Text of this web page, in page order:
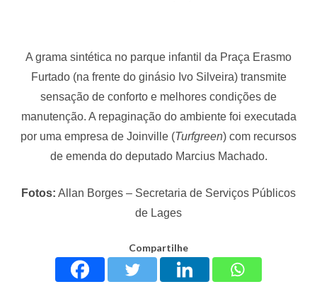
A grama sintética no parque infantil da Praça Erasmo
Furtado (na frente do ginásio Ivo Silveira) transmite
sensação de conforto e melhores condições de
manutenção. A repaginação do ambiente foi executada
por uma empresa de Joinville (Turfgreen) com recursos
de emenda do deputado Marcius Machado.
Fotos: Allan Borges – Secretaria de Serviços Públicos
de Lages
Compartilhe